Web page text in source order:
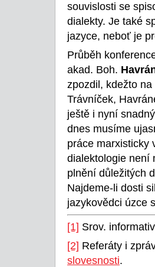
souvislosti se
dialekty. Je také
jazyce, neboť je
Průběh
akad. Boh.
zpozdil, kdežto
Trávníček,
ještě i nyní
dnes musíme
práce marxisticky
dialektologie není
plnění důležitých
Najdeme-li dosti
jazykovědci úzce
[1] Srov.
[2] Referáty i
slovesnosti.